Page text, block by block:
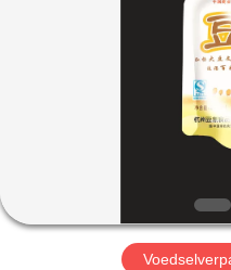
PRODUCTEN
VR-
SHOW